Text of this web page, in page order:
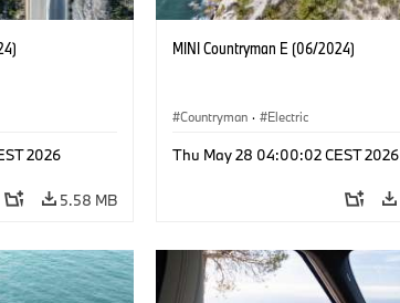
2026
5.58 MB
MINI Countryman E (06/2024)
Countryman · Electric
Thu May 28 04:00:02 CEST 2026